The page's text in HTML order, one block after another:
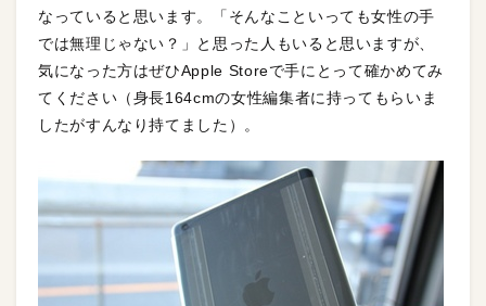
なっていると思います。「そんなこといっても女性の手
では無理じゃない？」と思った人もいると思いますが、
気になった方はぜひApple Storeで手にとって確かめてみ
てください（身長164cmの女性編集者に持ってもらいま
したがすんなり持てました）。